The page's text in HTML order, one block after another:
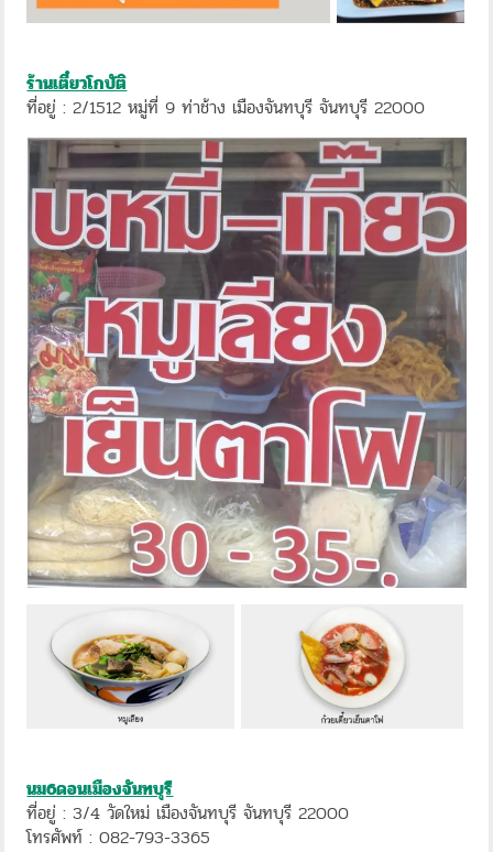
ร้านเตี๋ยวโกบัติ
ที่อยู่ : 2/1512 หมู่ที่ 9 ท่าช้าง เมืองจันทบุรี จันทบุรี 22000
นม6ดอนเมืองจันทบุรี
ที่อยู่ : 3/4 วัดใหม่ เมืองจันทบุรี จันทบุรี 22000
โทรศัพท์ : 082-793-3365